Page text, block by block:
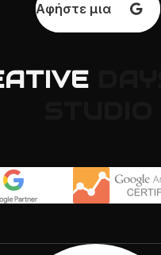
Αφήστε μια κριτική